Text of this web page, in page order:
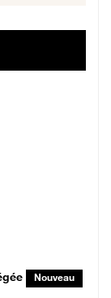
Nouveau